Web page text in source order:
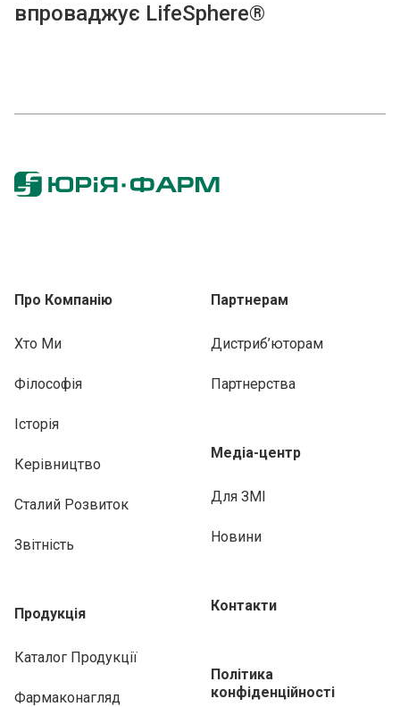
впроваджує LifeSphere®
Про Компанію
Хто Ми
Філософія
Історія
Керівництво
Сталий Розвиток
Звітність
Продукція
Каталог Продукції
Фармаконагляд
Партнерам
Дистриб’юторам
Партнерства
Медіа-центр
Для ЗМІ
Новини
Контакти
Політика
конфіденційності